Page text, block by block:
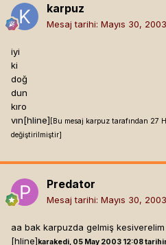
karpuz
Mesaj tarihi: Mayıs 30, 2003
iyi
ki
doğ
dun
kıro
vın[hline] [Bu mesaj karpuz tarafından 27
değiştirilmiştir]
Predator
Mesaj tarihi: Mayıs 30, 2003
aa bak karpuzda gelmiş
[hline] karakedi, 05 May 2003 12:08